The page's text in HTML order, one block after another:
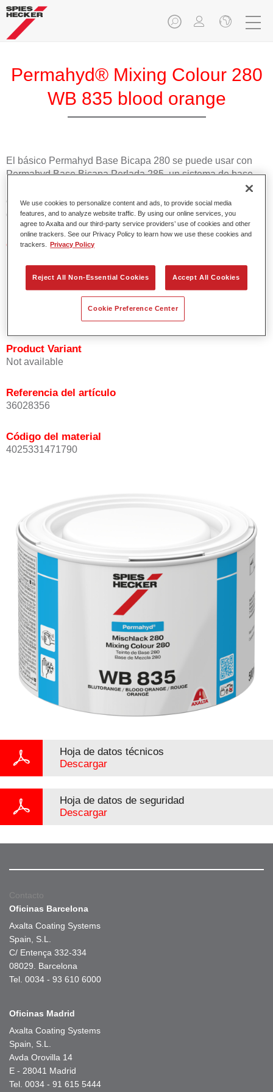
Permahyd® Mixing Colour 280
WB 835 blood orange
El básico Permahyd Base Bicapa 280 se puede usar con
Permahyd Base Bicapa Perlada 285, un sistema de base
bicapa al agua de gran calidad. Se basa en una tecnología
especial de dispersión de poliuretano para colores sólidos y
de efecto.
Características del producto
Elevada precisión del color.
Se puede recubrir con barniz HS de la gama Permasolid.
Product Variant
Not available
Referencia del artículo
36028356
Código del material
4025331471790
Hoja de datos técnicos
Descargar
Hoja de datos de seguridad
Descargar
Contacto
Oficinas Barcelona
Axalta Coating Systems
Spain, S.L.
C/ Entença 332-334
08029. Barcelona
Tel. 0034 - 93 610 6000
Oficinas Madrid
Axalta Coating Systems
Spain, S.L.
Avda Orovilla 14
E - 28041 Madrid
Tel. 0034 - 91 615 5444
We use cookies to personalize content and ads, to provide social media
features, and to analyze website traffic. By using our online services, you
agree to Axalta and our third-party service providers’ use of cookies and other
online trackers. See our Privacy Policy to learn how we use these cookies and
trackers.
Privacy Policy
Reject All Non-Essential Cookies Accept All Cookies
Cookie Preference Center